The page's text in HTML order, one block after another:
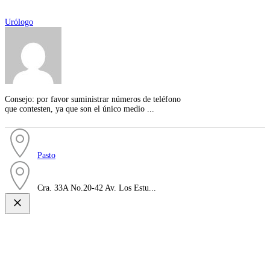
Urólogo
Consejo: por favor suministrar números de teléfono
que contesten, ya que son el único medio ...
Pasto
Cra. 33A No.20-42 Av. Los Estu...